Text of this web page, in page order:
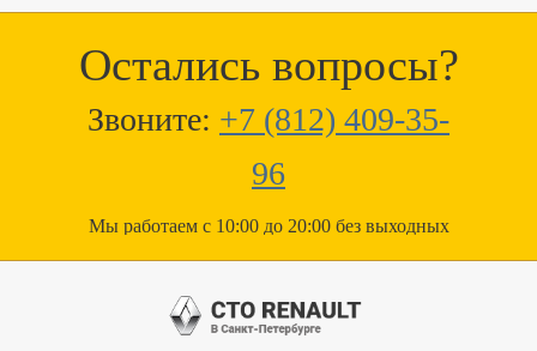
Остались вопросы?
Звоните: +7 (812) 409-35-
96
Мы работаем с 10:00 до 20:00 без выходных